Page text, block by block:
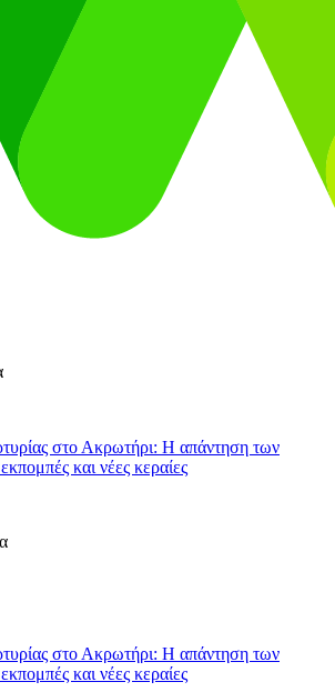
στο Ακρωτήρι: Η απάντηση των
και νέες κεραίες
στο Ακρωτήρι: Η απάντηση των
και νέες κεραίες